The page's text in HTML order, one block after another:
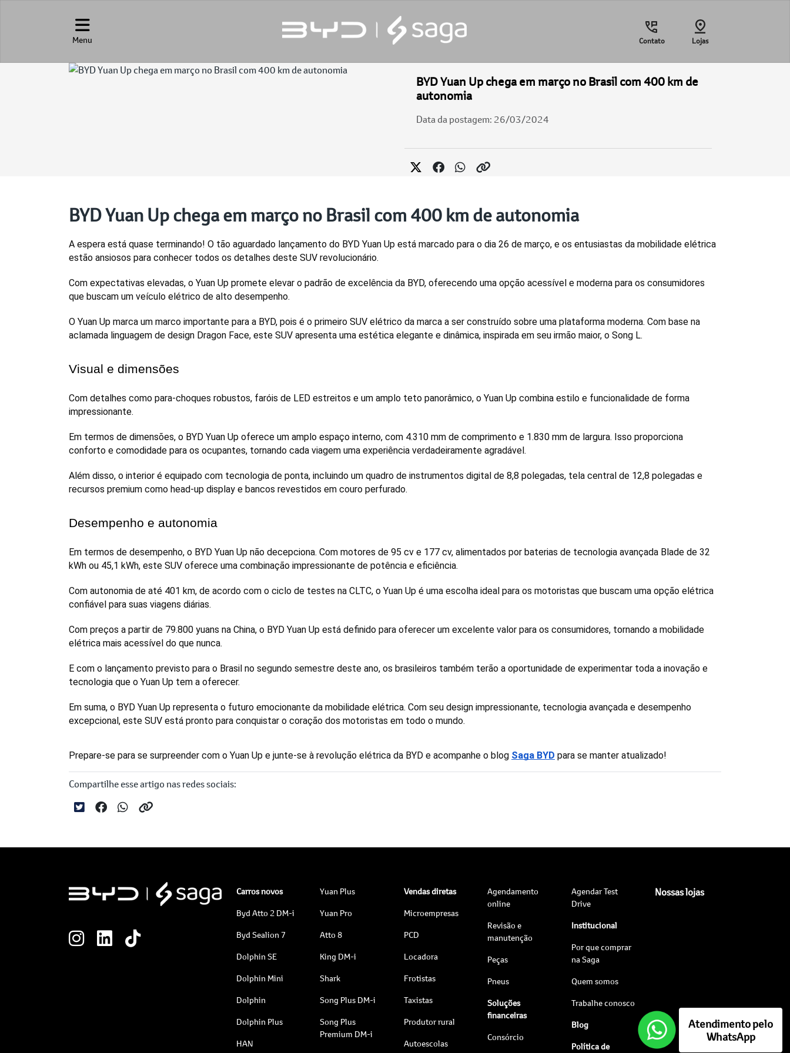
Menu Contato Lojas
BYD Yuan Up chega em março no Brasil com 400 km de
autonomia
Data da postagem: 26/03/2024
BYD Yuan Up chega em março no Brasil com 400 km de autonomia
A espera está quase terminando! O tão aguardado lançamento do BYD Yuan Up está marcado para o dia 26 de março, e os entusiastas da mobilidade elétrica
estão ansiosos para conhecer todos os detalhes deste SUV revolucionário.
Com expectativas elevadas, o Yuan Up promete elevar o padrão de excelência da BYD, oferecendo uma opção acessível e moderna para os consumidores
que buscam um veículo elétrico de alto desempenho.
O Yuan Up marca um marco importante para a BYD, pois é o primeiro SUV elétrico da marca a ser construído sobre uma plataforma moderna. Com base na
aclamada linguagem de design Dragon Face, este SUV apresenta uma estética elegante e dinâmica, inspirada em seu irmão maior, o Song L.
Visual e dimensões
Com detalhes como para-choques robustos, faróis de LED estreitos e um amplo teto panorâmico, o Yuan Up combina estilo e funcionalidade de forma
impressionante.
Em termos de dimensões, o BYD Yuan Up oferece um amplo espaço interno, com 4.310 mm de comprimento e 1.830 mm de largura. Isso proporciona
conforto e comodidade para os ocupantes, tornando cada viagem uma experiência verdadeiramente agradável.
Além disso, o interior é equipado com tecnologia de ponta, incluindo um quadro de instrumentos digital de 8,8 polegadas, tela central de 12,8 polegadas e
recursos premium como head-up display e bancos revestidos em couro perfurado.
Desempenho e autonomia
Em termos de desempenho, o BYD Yuan Up não decepciona. Com motores de 95 cv e 177 cv, alimentados por baterias de tecnologia avançada Blade de 32
kWh ou 45,1 kWh, este SUV oferece uma combinação impressionante de potência e eficiência.
Com autonomia de até 401 km, de acordo com o ciclo de testes na CLTC, o Yuan Up é uma escolha ideal para os motoristas que buscam uma opção elétrica
confiável para suas viagens diárias.
Com preços a partir de 79.800 yuans na China, o BYD Yuan Up está definido para oferecer um excelente valor para os consumidores, tornando a mobilidade
elétrica mais acessível do que nunca.
E com o lançamento previsto para o Brasil no segundo semestre deste ano, os brasileiros também terão a oportunidade de experimentar toda a inovação e
tecnologia que o Yuan Up tem a oferecer.
Em suma, o BYD Yuan Up representa o futuro emocionante da mobilidade elétrica. Com seu design impressionante, tecnologia avançada e desempenho
excepcional, este SUV está pronto para conquistar o coração dos motoristas em todo o mundo.
Prepare-se para se surpreender com o Yuan Up e junte-se à revolução elétrica da BYD e acompanhe o blog Saga BYD para se manter atualizado!
Compartilhe esse artigo nas redes sociais:
Carros novos
Byd Atto 2 DM-i
Byd Sealion 7
Dolphin SE
Dolphin Mini
Dolphin
Dolphin Plus
HAN
Yuan Plus
Yuan Pro
Atto 8
King DM-i
Shark
Song Plus DM-i
Song Plus
Premium DM-i
Vendas diretas
Microempresas
PCD
Locadora
Frotistas
Taxistas
Produtor rural
Autoescolas
Agendamento
online
Revisão e
manutenção
Peças
Pneus
Soluções
financeiras
Consórcio
Agendar Test
Drive
Institucional
Por que comprar
na Saga
Quem somos
Trabalhe conosco
Blog
Política de
Nossas lojas
Atendimento pelo
WhatsApp